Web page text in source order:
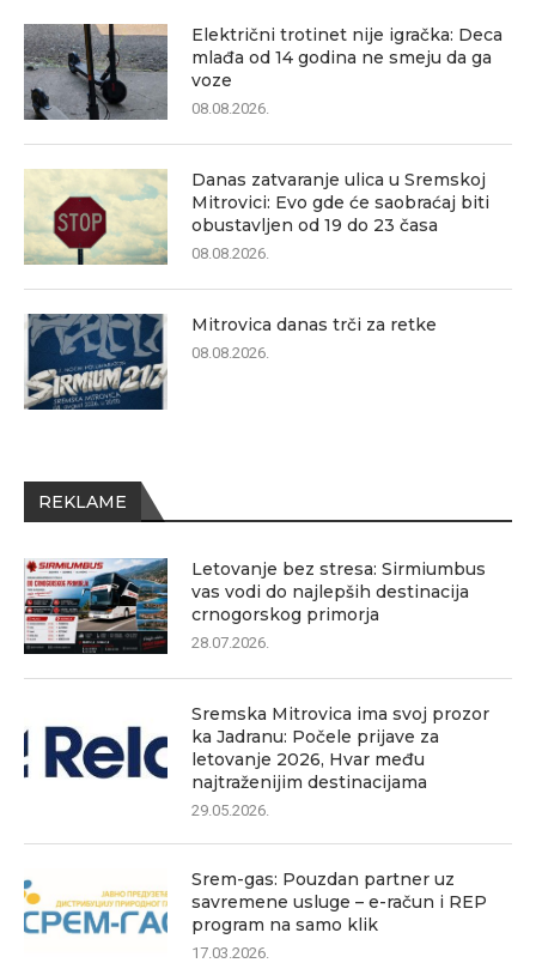
Električni trotinet nije igračka: Deca
mlađa od 14 godina ne smeju da ga
voze
08.08.2026.
Danas zatvaranje ulica u Sremskoj
Mitrovici: Evo gde će saobraćaj biti
obustavljen od 19 do 23 časa
08.08.2026.
Mitrovica danas trči za retke
08.08.2026.
REKLAME
Letovanje bez stresa: Sirmiumbus
vas vodi do najlepših destinacija
crnogorskog primorja
28.07.2026.
Sremska Mitrovica ima svoj prozor
ka Jadranu: Počele prijave za
letovanje 2026, Hvar među
najtraženijim destinacijama
29.05.2026.
Srem-gas: Pouzdan partner uz
savremene usluge – e-račun i REP
program na samo klik
17.03.2026.